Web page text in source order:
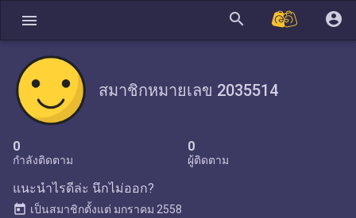
menu search account_circle
สมาชิกหมายเลข 2035514
0
กำลังติดตาม
0
ผู้ติดตาม
แนะนำไรดีล่ะ นึกไม่ออก?
today เป็นสมาชิกตั้งแต่ มกราคม 2558